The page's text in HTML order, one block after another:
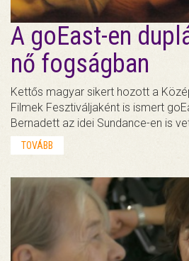
A goEast-en
nő fogságban
Kettős magyar sikert hozott a
Filmek Fesztiváljaként is ismert
Bernadett az idei Sundance-en is
TOVÁBB